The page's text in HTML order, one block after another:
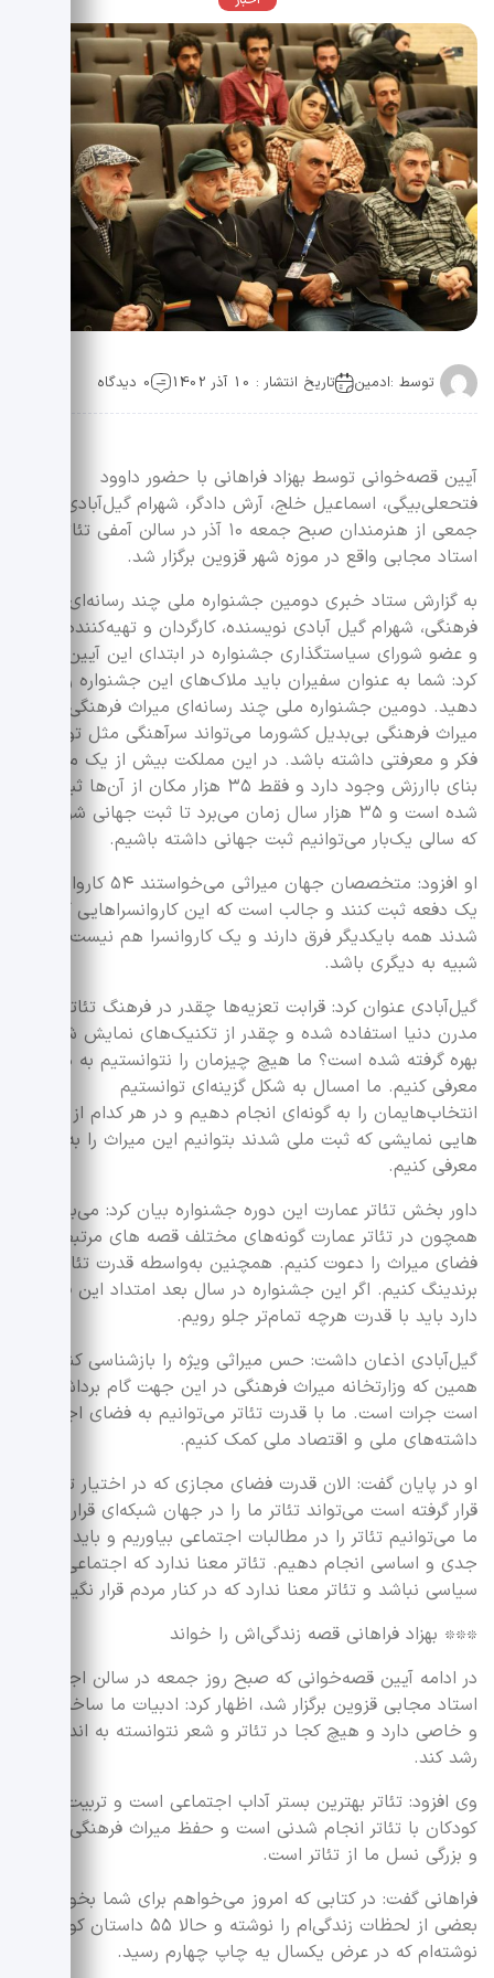
توسط :ادمین تاریخ انتشار : 10 آذر 1402 0 دیدگاه
آیین قصه‌خوانی توسط بهزاد فراهانی با حضور داوود
فتحعلی‌بیگی، اسماعیل خلج، آرش دادگر، شهرام گیل‌آبادی و
جمعی از هنرمندان صبح جمعه ۱۰ آذر در سالن آمفی تئاتر
استاد مجابی واقع در موزه شهر قزوین برگزار شد.
به گزارش ستاد خبری دومین جشنواره ملی چند رسانه‌ای میراث
فرهنگی، شهرام گیل آبادی نویسنده، کارگردان و تهیه‌کننده تئاتر
و عضو شورای سیاستگذاری جشنواره در ابتدای این آیین عنوان
کرد: شما به عنوان سفیران باید ملاک‌های این جشنواره را نشر
دهید. دومین جشنواره ملی چند‌ رسانه‌ای میراث فرهنگی،
میراث فرهنگی بی‌بدیل کشورما می‌تواند سرآهنگی مثل توسعه
فکر و معرفتی داشته باشد. در این مملکت بیش از یک میلیون
بنای باارزش وجود دارد و فقط ۳۵ هزار مکان از آن‌ها ثبت ملی
شده است و ۳۵ هزار سال زمان می‌برد تا ثبت جهانی شود چرا
که سالی یک‌بار می‌توانیم ثبت جهانی داشته باشیم.
او افزود: متخصصان جهان میراثی می‌خواستند ۵۴ کاروانسرا را
یک دفعه ثبت کنند و جالب است که این کاروانسراهایی که ثبت
شدند همه بایکدیگر فرق دارند و یک کاروانسرا هم نیست که
شبیه به دیگری باشد.
گیل‌آبادی عنوان کرد: قرابت تعزیه‌ها چقدر در فرهنگ تئاتری
مدرن دنیا استفاده شده و چقدر از تکنیک‌های نمایش شرقی
بهره گرفته شده است؟ ما هیچ چیزمان را نتوانستیم به درستی
معرفی کنیم. ما امسال به شکل گزینه‌ای توانستیم
انتخاب‌هایمان را به گونه‌ای انجام دهیم و در هر کدام از گونه
هایی نمایشی که ثبت ملی شدند بتوانیم این میراث را به مردم
معرفی کنیم.
داور بخش تئاتر عمارت این دوره جشنواره بیان کرد: می‌بایست
همچون در تئاتر عمارت گونه‌های مختلف قصه های مرتبط با
فضای میراث را دعوت کنیم. همچنین به‌واسطه قدرت تئاتر
برندینگ کنیم. اگر این جشنواره در سال بعد امتداد این فکر را
دارد باید با قدرت هرچه تمام‌تر جلو رویم.
گیل‌آبادی اذعان داشت: حس میراثی ویژه را بازشناسی کنید و
همین که وزارتخانه میراث فرهنگی در این جهت گام برداشته
است جرات است. ما با قدرت تئاتر می‌توانیم به فضای اجتماعی،
داشته‌های ملی و اقتصاد ملی کمک کنیم.
او در پایان گفت: الان قدرت فضای مجازی که در اختیار تئاتر
قرار گرفته است می‌تواند تئاتر ما را در جهان شبکه‌ای قرار دهد.
ما می‌توانیم تئاتر را در مطالبات اجتماعی بیاوریم و باید کار
جدی و اساسی انجام دهیم. تئاتر معنا ندارد که اجتماعی و
سیاسی نباشد و تئاتر معنا ندارد که در کنار مردم قرار نگیرد.
٭٭٭ بهزاد فراهانی قصه زندگی‌اش را خواند
در ادامه آیین قصه‌خوانی که صبح روز جمعه در سالن اجتماعات
استاد مجابی قزوین برگزار شد، اظهار کرد: ادبیات ما ساخت یکه
و خاصی دارد و هیچ کجا در تئاتر و شعر نتوانسته به اندازه ما
رشد کند.
وی افزود: تئاتر بهترین بستر آداب اجتماعی است و تربیت
کودکان با تئاتر انجام شدنی است و حفظ میراث فرهنگی و زبان
و بزرگی نسل ما از تئاتر است.
فراهانی گفت: در کتابی که امروز می‌خواهم برای شما بخوانم
بعضی از لحظات زندگی‌ام را نوشته و حالا ۵۵ داستان کوتاه
نوشته‌ام که در عرض یکسال یه چاپ چهارم رسید.